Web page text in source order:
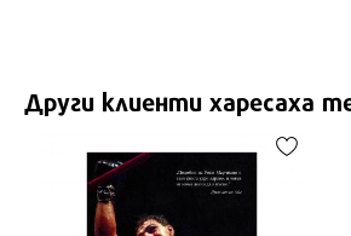
Други клиенти харесаха